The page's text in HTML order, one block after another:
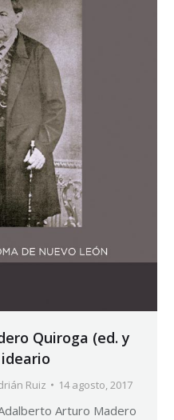
Quiroga (ed. y
Ruiz 14 agosto, 2017
Arturo Madero